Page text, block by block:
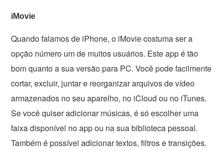
iMovie
Quando falamos de iPhone, o iMovie costuma ser a
opção número um de muitos usuários. Este app é tão
bom quanto a sua versão para PC. Você pode facilmente
cortar, excluir, juntar e reorganizar arquivos de vídeo
armazenados no seu aparelho, no iCloud ou no iTunes.
Se você quiser adicionar músicas, é só escolher uma
faixa disponível no app ou na sua biblioteca pessoal.
Também é possível adicionar textos, filtros e transições.